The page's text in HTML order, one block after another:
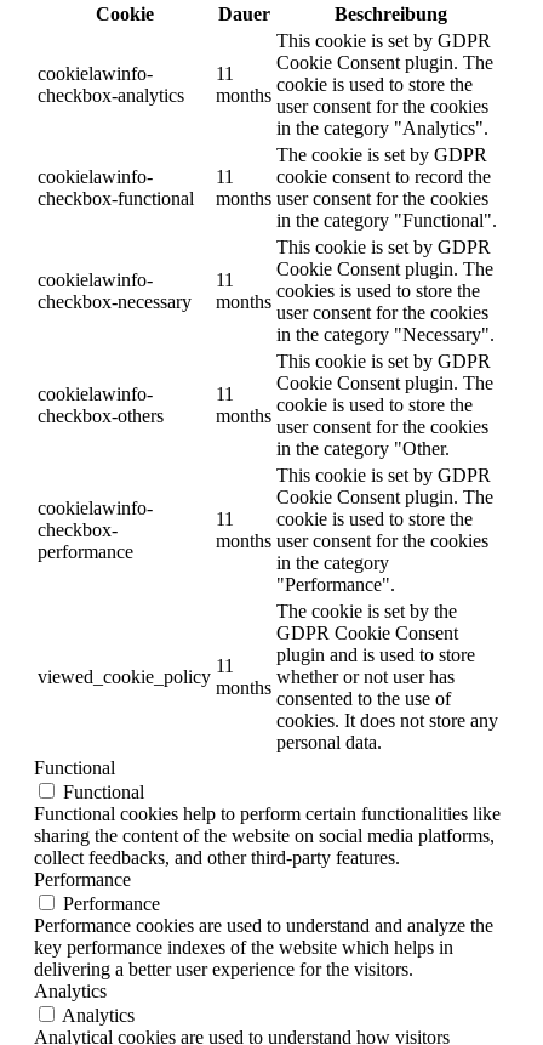
Cookie
Dauer Beschreibung
cookielawinfo-
checkbox-analytics
11
months
This cookie is set by GDPR
Cookie Consent plugin. The
cookie is used to store the
user consent for the cookies
in the category "Analytics".
cookielawinfo-
checkbox-functional
11
months
The cookie is set by GDPR
cookie consent to record the
user consent for the cookies
in the category "Functional".
cookielawinfo-
checkbox-necessary
11
months
This cookie is set by GDPR
Cookie Consent plugin. The
cookies is used to store the
user consent for the cookies
in the category "Necessary".
cookielawinfo-
checkbox-others
11
months
This cookie is set by GDPR
Cookie Consent plugin. The
cookie is used to store the
user consent for the cookies
in the category "Other.
cookielawinfo-
checkbox-
performance
11
months
This cookie is set by GDPR
Cookie Consent plugin. The
cookie is used to store the
user consent for the cookies
in the category
"Performance".
viewed_cookie_policy
11
months
The cookie is set by the
GDPR Cookie Consent
plugin and is used to store
whether or not user has
consented to the use of
cookies. It does not store any
personal data.
Functional
Functional
Functional cookies help to perform certain functionalities like
sharing the content of the website on social media platforms,
collect feedbacks, and other third-party features.
Performance
Performance
Performance cookies are used to understand and analyze the
key performance indexes of the website which helps in
delivering a better user experience for the visitors.
Analytics
Analytics
Analytical cookies are used to understand how visitors